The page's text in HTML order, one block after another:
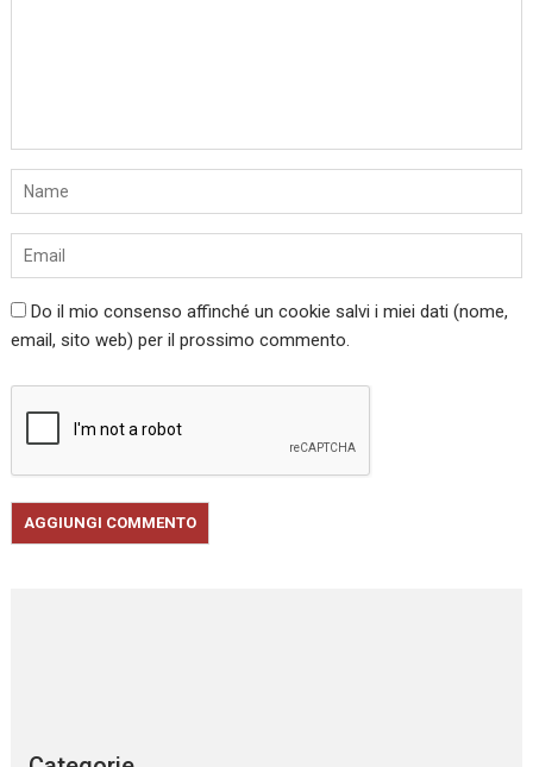
Do il mio consenso affinché un cookie salvi i miei dati (nome,
email, sito web) per il prossimo commento.